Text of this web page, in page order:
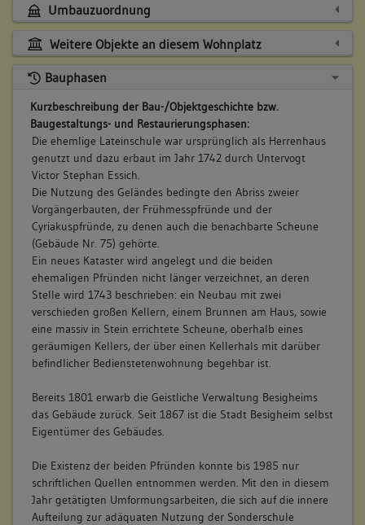
Umbauzuordnung
Weitere Objekte an diesem Wohnplatz
Bauphasen
Kurzbeschreibung der Bau-/Objektgeschichte bzw.
Baugestaltungs- und Restaurierungsphasen:
Die ehemlige Lateinschule war ursprünglich als Herrenhaus
genutzt und dazu erbaut im Jahr 1742 durch Untervogt
Victor Stephan Essich.
Die Nutzung des Geländes bedingte den Abriss zweier
Vorgängerbauten, der Frühmesspfründe und der
Cyriakuspfründe, zu denen auch die benachbarte Scheune
(Gebäude Nr. 75) gehörte.
Ein neues Kataster wird angelegt und die beiden
ehemaligen Pfründen nicht länger verzeichnet, an deren
Stelle wird 1743 beschrieben: ein Neubau mit zwei
verschieden großen Kellern, einem Brunnen am Haus, sowie
eine massiv in Stein errichtete Scheune, oberhalb eines
geräumigen Kellers, der über einen Kellerhals mit darüber
befindlicher Bedienstetenwohnung begehbar ist.
Bereits 1801 erwarb die Geistliche Verwaltung Besigheims
das Gebäude zurück. Seit 1867 ist die Stadt Besigheim selbst
Eigentümer des Gebäudes.
Die Existenz der beiden Pfründen konnte bis 1985 nur
schriftlichen Quellen entnommen werden. Mit den in diesem
Jahr getätigten Umformungsarbeiten, die sich auf die innere
Aufteilung zur adäquaten Nutzung der Sonderschule